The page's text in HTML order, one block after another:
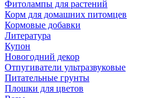
Фитолампы для растений
Корм для домашних питомцев
Кормовые добавки
Литература
Купон
Новогодний декор
Отпугиватели ультразвуковые
Питательные грунты
Плошки для цветов